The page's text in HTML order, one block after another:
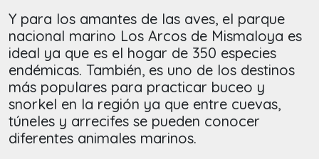
Y para los amantes de las aves, el parque
nacional marino Los Arcos de Mismaloya es
ideal ya que es el hogar de 350 especies
endémicas. También, es uno de los destinos
más populares para practicar buceo y
snorkel en la región ya que entre cuevas,
túneles y arrecifes se pueden conocer
diferentes animales marinos.